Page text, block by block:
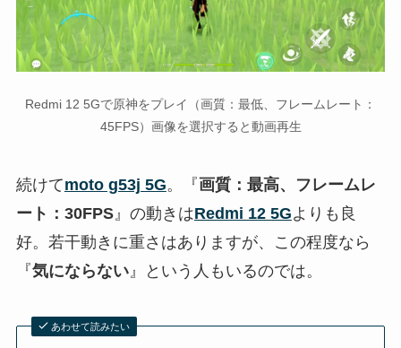
Redmi 12 5Gで原神をプレイ（画質：最低、フレームレート：
45FPS）画像を選択すると動画再生
続けてmoto g53j 5G。『画質：最高、フレームレ
ート：30FPS』の動きはRedmi 12 5Gよりも良
好。若干動きに重さはありますが、この程度なら
『気にならない』という人もいるのでは。
あわせて読みたい